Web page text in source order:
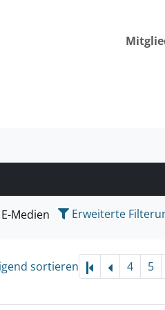
suchen wollen.
E-Medien Erweiterte
sortieren 4 5